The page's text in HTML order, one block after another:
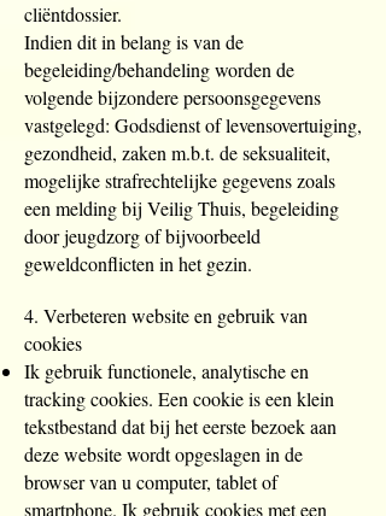
cliëntdossier.
Indien dit in belang is van de
begeleiding/behandeling worden de
volgende bijzondere persoonsgegevens
vastgelegd: Godsdienst of levensovertuiging,
gezondheid, zaken m.b.t. de seksualiteit,
mogelijke strafrechtelijke gegevens zoals
een melding bij Veilig Thuis, begeleiding
door jeugdzorg of bijvoorbeeld
geweldconflicten in het gezin.
4. Verbeteren website en gebruik van
cookies
Ik gebruik functionele, analytische en
tracking cookies. Een cookie is een klein
tekstbestand dat bij het eerste bezoek aan
deze website wordt opgeslagen in de
browser van u computer, tablet of
smartphone. Ik gebruik cookies met een